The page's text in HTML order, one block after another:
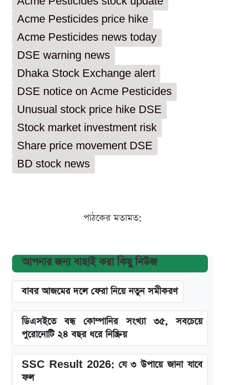
Acme Pesticides price hike
Acme Pesticides news today
DSE warning news
Dhaka Stock Exchange alert
DSE notice on Acme Pesticides
Unusual stock price hike DSE
Stock market investment risk
Share price movement DSE
BD stock news
পাঠকের মতামত:
আপনার জন্য বাছাই করা কিছু নিউজ
বাবর আজমের দলে ফেরা নিয়ে নতুন সমীকরণ
ডিএসইতে বন্ধ কোম্পানির সংখ্যা ৩৫, সবচেয়ে
পুরোনোটি ২৪ বছর ধরে নিষ্ক্রিয়
SSC Result 2026: যে ৩ উপায়ে জানা যাবে
ফল